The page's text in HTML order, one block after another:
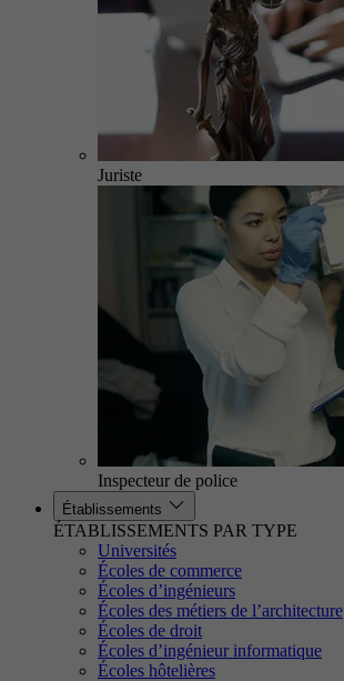
Juriste
Inspecteur de police
Établissements
ÉTABLISSEMENTS PAR TYPE
Universités
Écoles de commerce
Écoles d’ingénieurs
Écoles des métiers de l’architecture
Écoles de droit
Écoles d’ingénieur informatique
Écoles hôtelières